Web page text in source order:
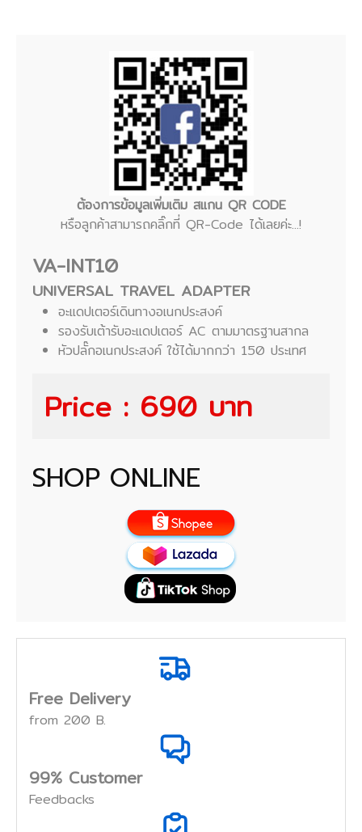
ต้องการข้อมูลเพิ่มเติม สแกน QR CODE
หรือลูกค้าสามารถคลิ๊กที่ QR-Code ได้เลยค่ะ...!
VA-INT10
UNIVERSAL TRAVEL ADAPTER
อะแดปเตอร์เดินทางอเนกประสงค์
รองรับเต้ารับอะแดปเตอร์ AC ตามมาตรฐานสากล
หัวปลั๊กอเนกประสงค์ ใช้ได้มากกว่า 150 ประเทศ
Price : 690 บาท
SHOP ONLINE
Free Delivery
from 200 B.
99% Customer
Feedbacks